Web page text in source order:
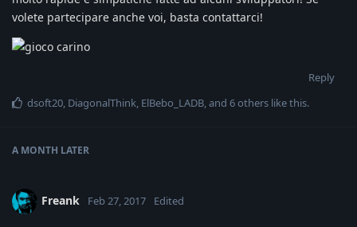
volete partecipare anche voi, basta contattarci!
Reply
dsoft20, DiagonalThink, ElBebo_LADB, and 6others like this.
A MONTH LATER
Freank Feb 27, 2017 Edited